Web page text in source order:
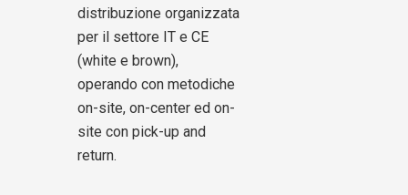
distribuzione organizzata
per il settore IT e CE
(white e brown),
operando con metodiche
on-site, on-center ed on-
site con pick-up and
return.